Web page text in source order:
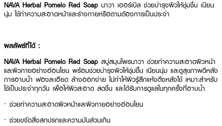
NAVA Herbal Pomelo Red Soap นาวา เฮอร์เบิล ช่วยบำรุงผิวให้ชุ่มชื่น เนียน
นุ่ม ใช้ทำความสะอาดหน้าและร่างกายหรือตามต้องการเป็นประจำ
ผลลัพธ์ที่ได้ :
NAVA Herbal Pomelo Red Soap สบู่สมุนไพรนาวา ช่วยทำความสะอาดผิวหน้า
และผิวกายอย่างอ่อนโยน พร้อมช่วยบำรุงผิวให้ชุ่มชื้น เนียนนุ่ม และดูสุขภาพดีหลัง
การอาบน้ำ ฟองละเอียด ล้างออกง่าย ไม่ทำให้ผิวรู้สึกแห้งตึงหลังใช้ เหมาะสำหรับ
ใช้เป็นประจำทุกวัน เพื่อให้ผิวสะอาด สดชื่น และได้รับการดูแลในทุกครั้งที่อาบน้ำ
· ช่วยทำความสะอาดผิวหน้าและผิวกายอย่างอ่อนโยน
· ช่วยขจัดสิ่งสกปรกและความมันส่วนเกิน